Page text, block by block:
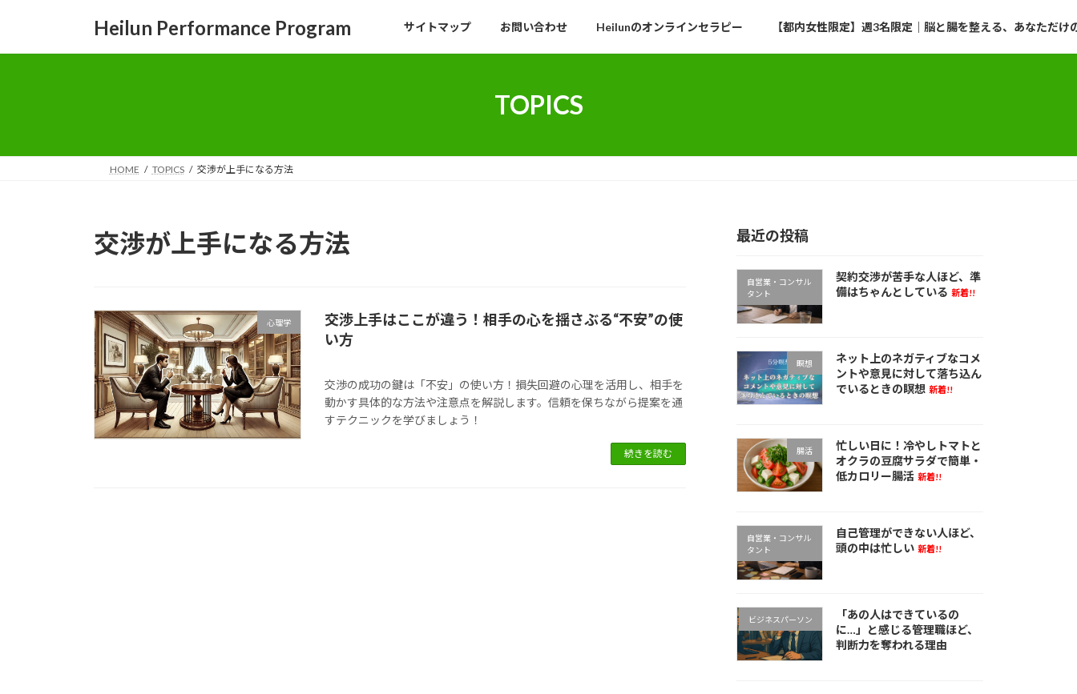
Heilun Performance Program サイトマップ お問い合わせ Heilunのオンラインセラピー 【都内女性限定】週3名限定｜脳と腸を整える、あなただ
TOPICS
HOME TOPICS 交渉が上手になる方法
交渉が上手になる方法
心理学
交渉上手はここが違う！相手の心を揺さぶる“不安”の使
い方
交渉の成功の鍵は「不安」の使い方！損失回避の心理を活用し、相手を
動かす具体的な方法や注意点を解説します。信頼を保ちながら提案を通
すテクニックを学びましょう！
続きを読む
最近の投稿
自営業・コンサル
タント
契約交渉が苦手な人ほど、準
備はちゃんとしている 新着!!
瞑想
ネット上のネガティブなコメ
ントや意見に対して落ち込ん
でいるときの瞑想 新着!!
腸活
忙しい日に！冷やしトマトと
オクラの豆腐サラダで簡単・
低カロリー腸活 新着!!
自営業・コンサル
タント
自己管理ができない人ほど、
頭の中は忙しい 新着!!
ビジネスパーソン
「あの人はできているの
に…」と感じる管理職ほど、
判断力を奪われる理由